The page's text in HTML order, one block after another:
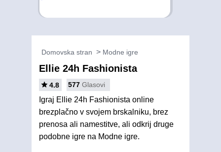
Domovska stran Modne igre
Ellie 24h Fashionista
4.8 577 Glasovi
Igraj Ellie 24h Fashionista online
brezplačno v svojem brskalniku, brez
prenosa ali namestitve, ali odkrij druge
podobne igre na Modne igre.